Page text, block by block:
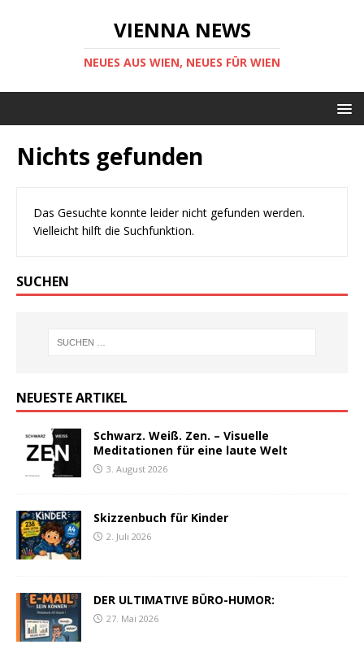
VIENNA NEWS
NEUES AUS WIEN, NEUES FÜR WIEN
Nichts gefunden
Das Gesuchte konnte leider nicht gefunden werden.
Vielleicht hilft die Suchfunktion.
SUCHEN
NEUESTE ARTIKEL
Schwarz. Weiß. Zen. – Visuelle
Meditationen für eine laute Welt
3. August 2026
Skizzenbuch für Kinder
2. Juli 2026
DER ULTIMATIVE BÜRO-HUMOR:
27. Mai 2026